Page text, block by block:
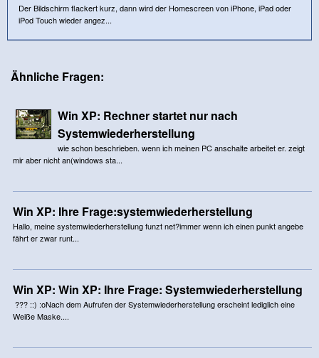
Der Bildschirm flackert kurz, dann wird der Homescreen von iPhone, iPad oder
iPod Touch wieder angez...
Ähnliche Fragen:
Win XP: Rechner startet nur nach
Systemwiederherstellung
wie schon beschrieben. wenn ich meinen PC anschalte arbeitet er. zeigt
mir aber nicht an(windows sta...
Win XP: Ihre Frage:systemwiederherstellung
Hallo, meine systemwiederherstellung funzt net?immer wenn ich einen punkt angebe
fährt er zwar runt...
Win XP: Win XP: Ihre Frage: Systemwiederherstellung
??? ::) :oNach dem Aufrufen der Systemwiederherstellung erscheint lediglich eine
Weiße Maske....